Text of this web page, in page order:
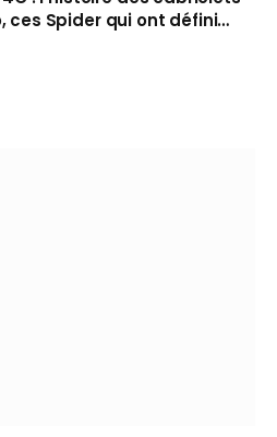
ces Spider qui ont défini
cheveux au vent